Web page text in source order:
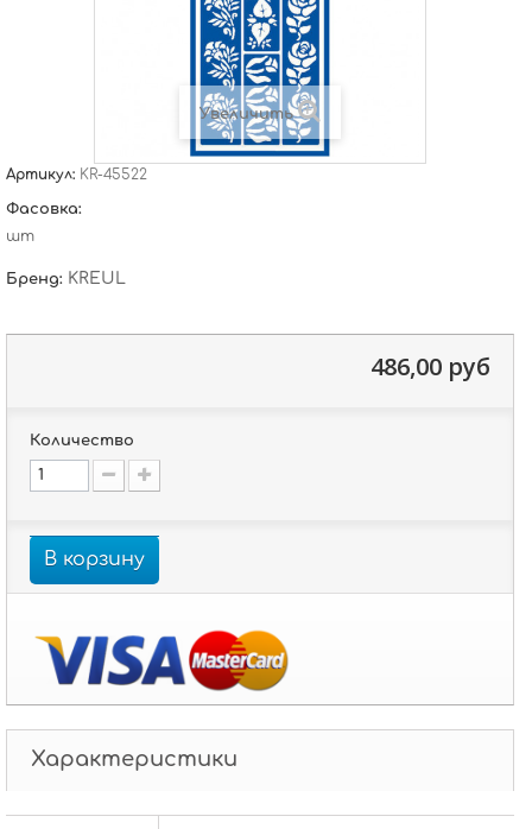
Увеличить
Артикул: KR-45522
Фасовка:
шт
Бренд: KREUL
486,00 руб
Количество
В корзину
Характеристики